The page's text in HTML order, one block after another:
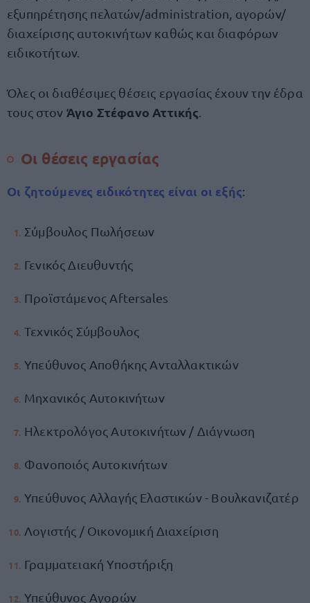
εξυπηρέτησης πελατών/administration, αγορών/
διαχείρισης αυτοκινήτων καθώς και διαφόρων
ειδικοτήτων.
Όλες οι διαθέσιμες θέσεις εργασίας έχουν την έδρα
τους στον Άγιο Στέφανο Αττικής
Οι θέσεις εργασίας
Οι ζητούμενες ειδικότητες είναι οι εξής:
Σύμβουλος Πωλήσεων
Γενικός Διευθυντής
Προϊστάμενος Aftersales
Τεχνικός Σύμβουλος
Υπεύθυνος Αποθήκης Ανταλλακτικών
Μηχανικός Αυτοκινήτων
Ηλεκτρολόγος Αυτοκινήτων / Διάγνωση
Φανοποιός Αυτοκινήτων
Υπεύθυνος Αλλαγής Ελαστικών - Βουλκανιζατέρ
Λογιστής / Οικονομική Διαχείριση
Γραμματειακή Υποστήριξη
Υπεύθυνος Αγορών